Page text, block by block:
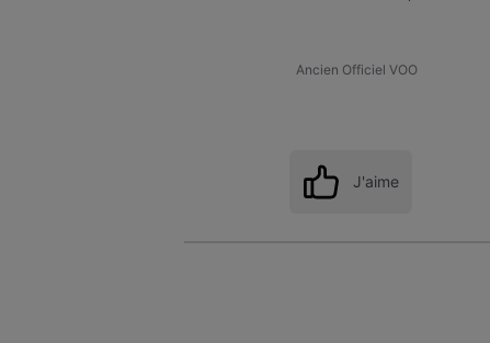
Ancien Officiel VOO
J'aime